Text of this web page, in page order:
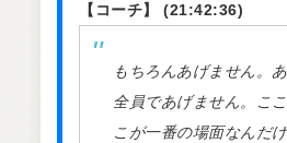
【コーチ】 (21:42:36)
もちろんあげません。
全員であげません。こ
こが一番の場面なんだ